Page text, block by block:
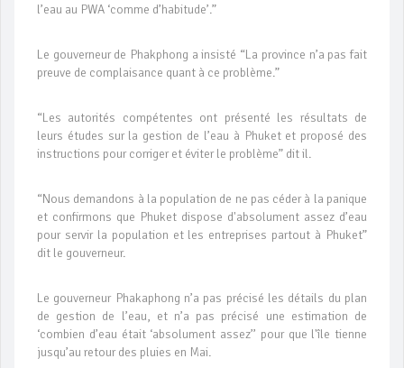
l’eau au PWA ‘comme d’habitude’.”
Le gouverneur de Phakphong a insisté “La province n’a pas fait
preuve de complaisance quant à ce problème.”
“Les autorités compétentes ont présenté les résultats de
leurs études sur la gestion de l’eau à Phuket et proposé des
instructions pour corriger et éviter le problème” dit il.
“Nous demandons à la population de ne pas céder à la panique
et confirmons que Phuket dispose d'absolument assez d’eau
pour servir la population et les entreprises partout à Phuket”
dit le gouverneur.
Le gouverneur Phakaphong n’a pas précisé les détails du plan
de gestion de l’eau, et n’a pas précisé une estimation de
‘combien d’eau était ‘absolument assez’’ pour que l'île tienne
jusqu’au retour des pluies en Mai.